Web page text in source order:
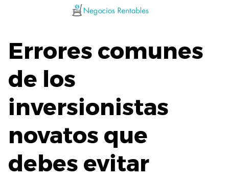
Errores comunes
de los
inversionistas
novatos que
debes evitar